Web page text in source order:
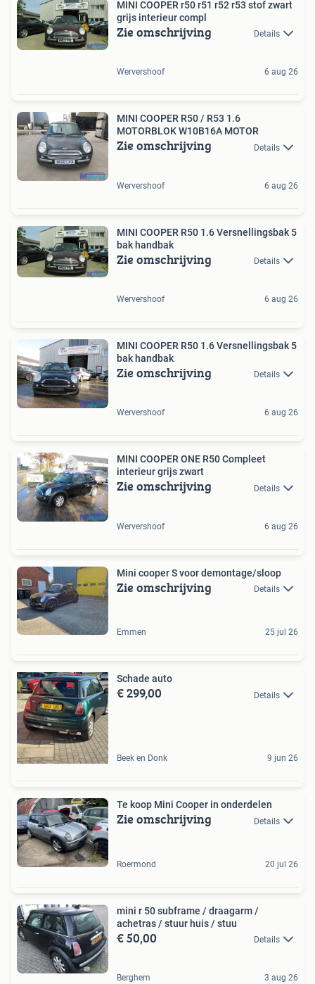
MINI COOPER r50 r51 r52 r53 stof zwart
grijs interieur compl
Zie omschrijving Details
Wervershoof 6 aug 26
MINI COOPER R50 / R53 1.6
MOTORBLOK W10B16A MOTOR
Zie omschrijving Details
Wervershoof 6 aug 26
MINI COOPER R50 1.6 Versnellingsbak 5
bak handbak
Zie omschrijving Details
Wervershoof 6 aug 26
MINI COOPER R50 1.6 Versnellingsbak 5
bak handbak
Zie omschrijving Details
Wervershoof 6 aug 26
MINI COOPER ONE R50 Compleet
interieur grijs zwart
Zie omschrijving Details
Wervershoof 6 aug 26
Mini cooper S voor demontage/sloop
Zie omschrijving Details
Emmen 25 jul 26
Schade auto
€ 299,00 Details
Beek en Donk 9 jun 26
Te koop Mini Cooper in onderdelen
Zie omschrijving Details
Roermond 20 jul 26
mini r 50 subframe / draagarm /
achetras / stuur huis / stuu
€ 50,00 Details
Berghem 3 aug 26